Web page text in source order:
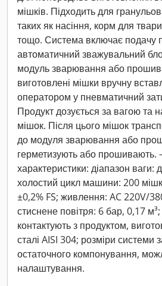
мішків. Підходить для
таких як насіння, корм для
тощо. Система включає подачу
автоматичний зважувальний
модуль зварювання або
виготовлені мішки вручну
оператором у пневматичний
Продукт дозується за вагою та
мішок. Після цього мішок
до модуля зварювання або
герметизують або прошивають. –
характеристики: діапазон ваги:
холостий цикл машини: 200
±0,2% FS; живлення: AC 220V/
стиснене повітря: 6 бар, 0,17
контактують з продуктом,
сталі AISI 304; розміри системи
остаточного компонування,
налаштування.